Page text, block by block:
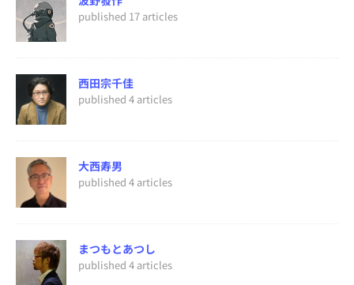
published 17 articles
西田宗千佳
published 4 articles
大西寿男
published 4 articles
まつもとあつし
published 4 articles